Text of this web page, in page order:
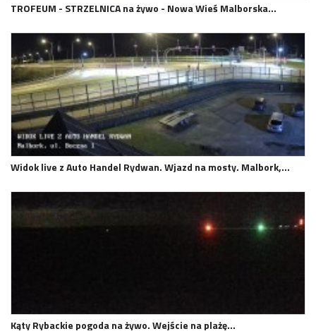
TROFEUM - STRZELNICA na żywo - Nowa Wieś Malborska…
Widok live z Auto Handel Rydwan. Wjazd na mosty. Malbork,…
Kąty Rybackie pogoda na żywo. Wejście na plażę…